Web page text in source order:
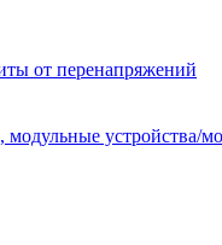
от перенапряжений
модульные устройства/